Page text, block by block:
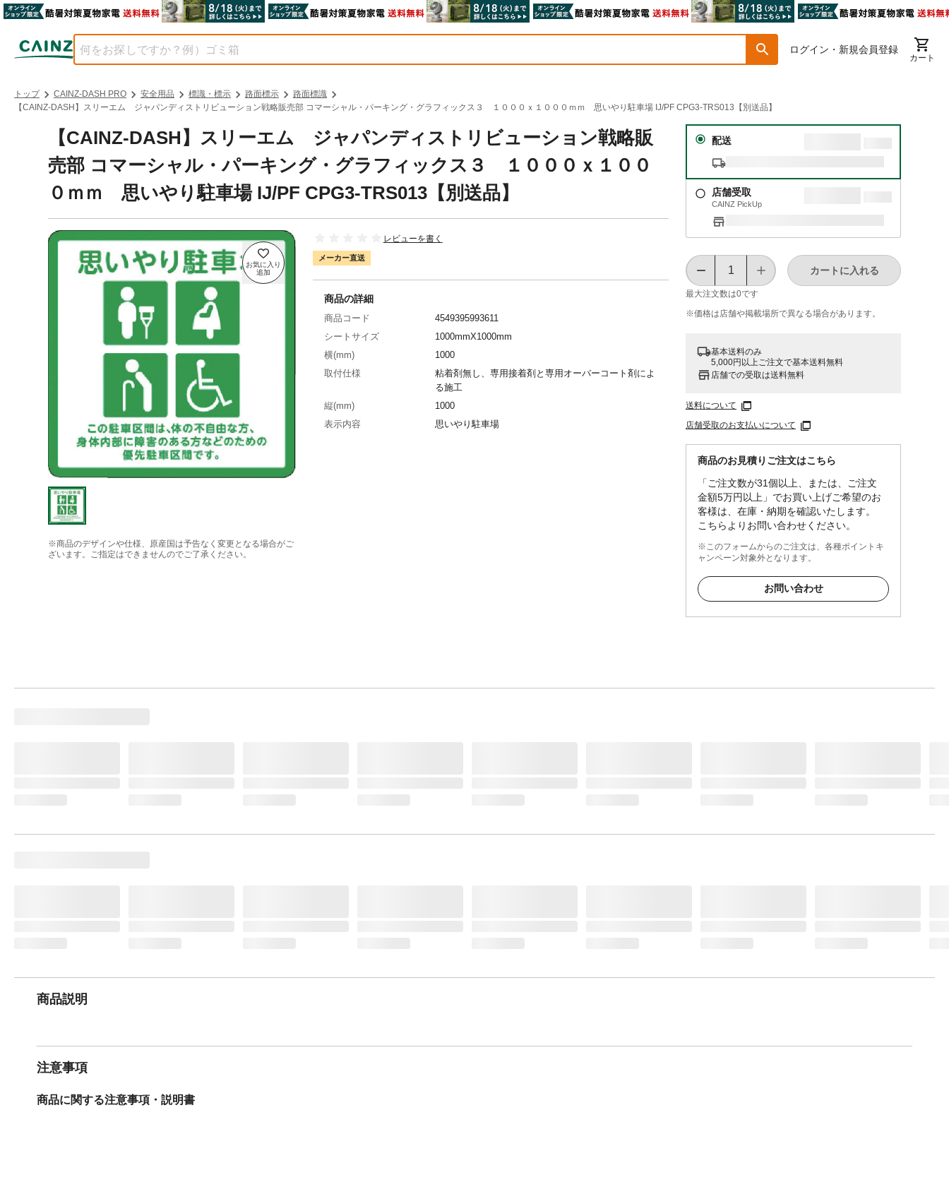
ログイン・新規会員登録
カート
トップ CAINZ-DASH PRO 安全用品 標識・標示 路面標示
路面標識
【CAINZ-DASH】スリーエム ジャパンディストリビューション戦略販売部 コマーシャル・パーキング・グラフィックス３ １０００ｘ１０００ｍｍ 思いやり駐車場 IJ/PF CPG3-TRS013【別送品】
【CAINZ-DASH】スリーエム ジャパンディストリビューション戦略販
売部 コマーシャル・パーキング・グラフィックス３ １０００ｘ１００
０ｍｍ 思いやり駐車場 IJ/PF CPG3-TRS013【別送品】
※商品のデザインや仕様、原産国は予告なく変更となる場合がご
ざいます。ご指定はできませんのでご了承ください。
レビューを書く
メーカー直送
配送
店舗受取
CAINZ PickUp
最大注文数は0です
カートに入れる
※価格は​店舗や​掲載場所で​異なる​場合が​あります。
基本送料のみ
5,000円以上ご注文で基本送料無料
店舗での受取は送料無料
送料について
店舗受取のお支払いについて
商品のお見積りご注文はこちら
「ご注文数が31個以上、または、ご注文
金額5万円以上」でお買い上げご希望のお
客様は、在庫・納期を確認いたします。
こちらよりお問い合わせください。
※このフォームからのご注文は、各種ポイントキ
ャンペーン対象外となります。
お問い合わせ
商品の詳細
商品コード
4549395993611
シートサイズ
1000mmX1000mm
横(mm)
1000
取付仕様
粘着剤無し、専用接着剤と専用オーバーコート剤によ
る施工
縦(mm)
1000
表示内容
思いやり駐車場
商品説明
注意事項
商品に関する注意事項・説明書